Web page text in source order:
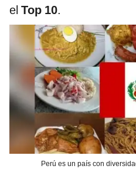
el Top 10.
Perú es un país con